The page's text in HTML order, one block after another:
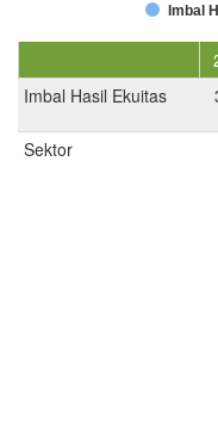
Imbal
Imbal Hasil Ekuitas
Sektor